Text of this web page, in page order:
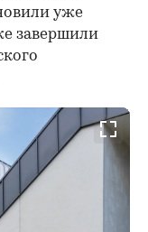
уже
завершили